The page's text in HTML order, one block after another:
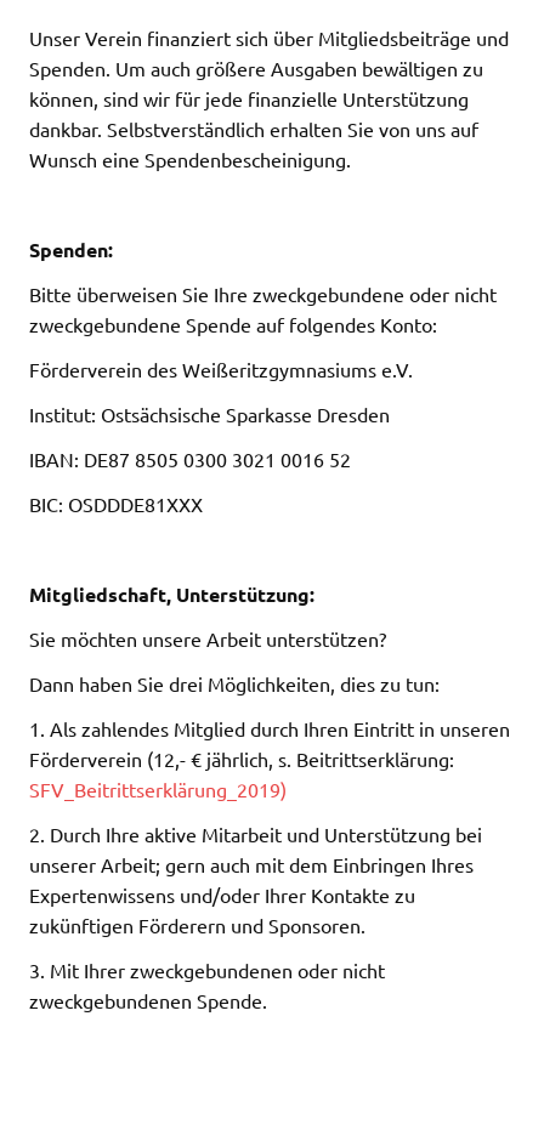
Unser Verein finanziert sich über Mitgliedsbeiträge und
Spenden. Um auch größere Ausgaben bewältigen zu
können, sind wir für jede finanzielle Unterstützung
dankbar. Selbstverständlich erhalten Sie von uns auf
Wunsch eine Spendenbescheinigung.
Spenden:
Bitte überweisen Sie Ihre zweckgebundene oder nicht
zweckgebundene Spende auf folgendes Konto:
Förderverein des Weißeritzgymnasiums e.V.
Institut: Ostsächsische Sparkasse Dresden
IBAN: DE87 8505 0300 3021 0016 52
BIC: OSDDDE81XXX
Mitgliedschaft, Unterstützung:
Sie möchten unsere Arbeit unterstützen?
Dann haben Sie drei Möglichkeiten, dies zu tun:
1. Als zahlendes Mitglied durch Ihren Eintritt in unseren
Förderverein (12,- € jährlich, s. Beitrittserklärung:
SFV_Beitrittserklärung_2019)
2. Durch Ihre aktive Mitarbeit und Unterstützung bei
unserer Arbeit; gern auch mit dem Einbringen Ihres
Expertenwissens und/oder Ihrer Kontakte zu
zukünftigen Förderern und Sponsoren.
3. Mit Ihrer zweckgebundenen oder nicht
zweckgebundenen Spende.